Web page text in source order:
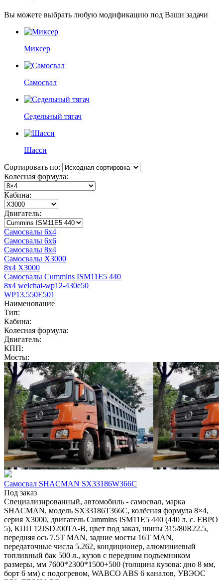
Вы можете выбрать любую модификацию под Ваши задачи
Миксер
Самосвал
Седельный тягач
Шасси
Сортировать по:
Колесная формула:
Кабина:
Двигатель:
Самосвалы 6x4
Самосвалы 6x6
Самосвалы 8x4
Самосвалы X3000
8x4 X3000
Самосвалы Cummins ISM11E5 440
8x4 weichai-wp12-430e50
WP13.550E501
Наименование
Тип:
Кабина:
Колесная формула:
Двигатель:
КПП:
Мосты:
Самосвал SHACMAN SX33186W366C
Под заказ
Специализированный, автомобиль - самосвал, марка
SHACMAN, модель SX33186T366С, колёсная формула 8×4,
серия X3000, двигатель Cummins ISM11E5 440 (440 л. с. ЕВРО
5), КПП 12JSD200TA-В, цвет под заказ, шины 315/80R22.5,
передняя ось 7.5T MAN, задние мосты 16T MAN,
передаточные числа 5.262, кондиционер, алюминиевый
топливный бак 500 л., кузов с передним подъемником
размеры, мм 7600*2300*1500+500 (толщина кузова: дно 8 мм,
борт 6 мм) с подогревом, WABCO ABS 6 каналов, УВЭОС